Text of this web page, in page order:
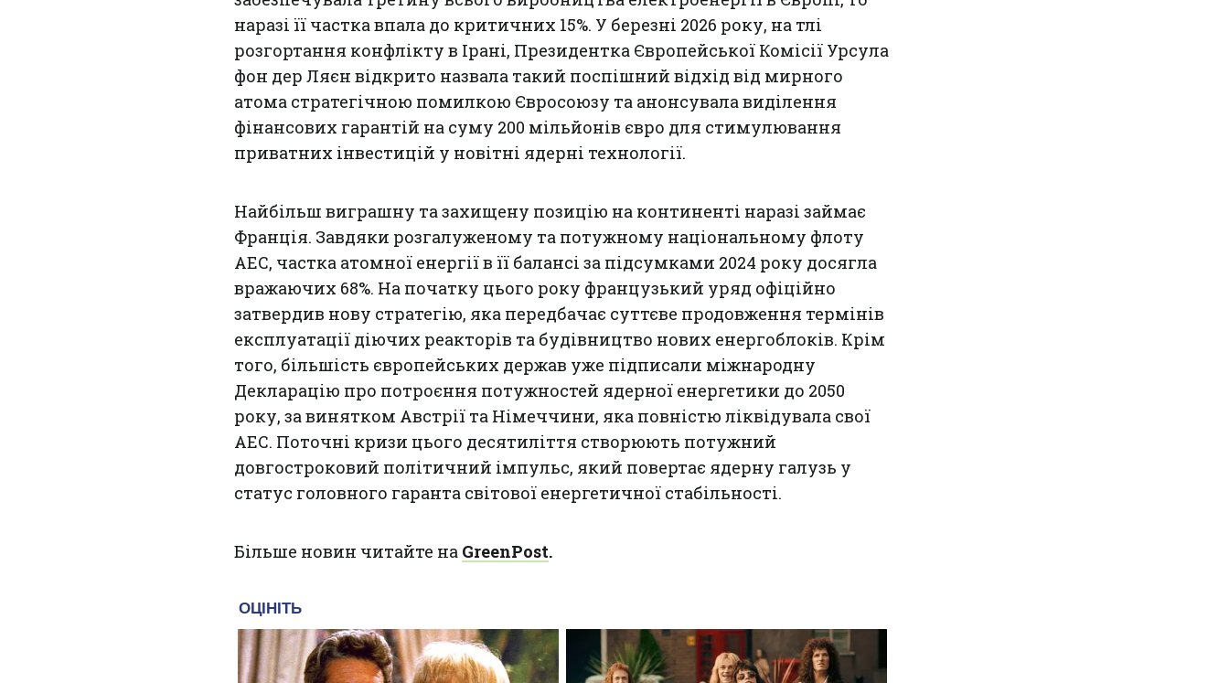
наразі її частка впала до критичних 15%. У березні 2026 року, на тлі
розгортання конфлікту в Ірані, Президентка Європейської Комісії Урсула
фон дер Ляєн відкрито назвала такий поспішний відхід від мирного
атома стратегічною помилкою Євросоюзу та анонсувала виділення
фінансових гарантій на суму 200 мільйонів євро для стимулювання
приватних інвестицій у новітні ядерні технології.
Найбільш виграшну та захищену позицію на континенті наразі займає
Франція. Завдяки розгалуженому та потужному національному флоту
АЕС, частка атомної енергії в її балансі за підсумками 2024 року досягла
вражаючих 68%. На початку цього року французький уряд офіційно
затвердив нову стратегію, яка передбачає суттєве продовження термінів
експлуатації діючих реакторів та будівництво нових енергоблоків. Крім
того, більшість європейських держав уже підписали міжнародну
Декларацію про потроєння потужностей ядерної енергетики до 2050
року, за винятком Австрії та Німеччини, яка повністю ліквідувала свої
АЕС. Поточні кризи цього десятиліття створюють потужний
довгостроковий політичний імпульс, який повертає ядерну галузь у
статус головного гаранта світової енергетичної стабільності.
Більше новин читайте на GreenPost.